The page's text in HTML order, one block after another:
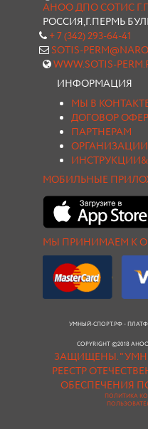
АНОО ДПО СОТИС
РОССИЯ,Г.ПЕРМЬ
+ 7 (342) 293-64-41
SOTIS-
WWW.SOTIS-
ИНФОРМАЦИЯ
МЫ В
ДОГОВОР
ПАРТНЕРАМ
ОРГАНИЗАЦИИ
МОБИЛЬНЫЕ
МЫ ПРИНИМАЕМ К
УМНЫЙ-СПОРТ.РФ -
COPYRIGHT ©2018
ЗАЩИЩЕНЫ.
РЕЕСТР
ОБЕСПЕЧЕНИЯ
ПОЛИТИКА